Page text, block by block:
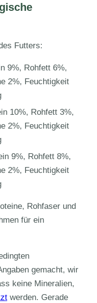
Futters:
9%, Rohfett 6%,
2%, Feuchtigkeit
10%, Rohfett 3%,
2%, Feuchtigkeit
9%, Rohfett 8%,
2%, Feuchtigkeit
Rohfaser und
für ein
gemacht, wir
keine Mineralien,
werden. Gerade